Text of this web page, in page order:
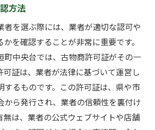
方法
者を選ぶ際には、業者が適切な認可や
を確認することが非常に重要です。
町中央台では、古物商許可証がその一
可証は、業者が法律に基づいて運営し
するものです。この許可証は、県や市
から発行され、業者の信頼性を裏付け
無は、業者の公式ウェブサイトや店舗